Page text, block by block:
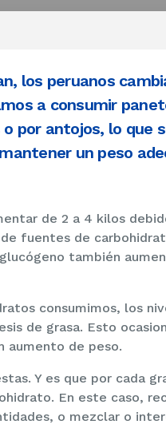
los peruanos
a consumir
por antojos, lo que
un peso
de 2 a 4 kilos
fuentes de
también
consumimos, los
de grasa. Esto
aumento de peso.
Y es que por cada
En este caso,
o mezclar o